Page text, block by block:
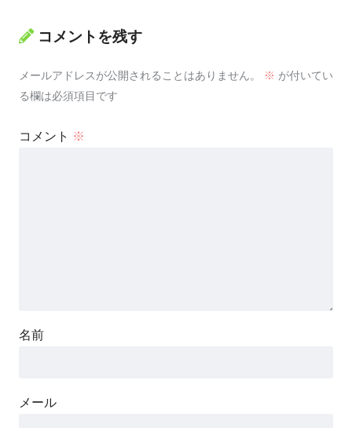
コメントを残す
メールアドレスが公開されることはありません。 ※ が付いてい
る欄は必須項目です
コメント ※
名前
メール